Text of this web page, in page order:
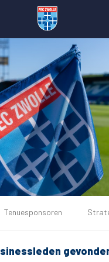
Tenuesponsoren